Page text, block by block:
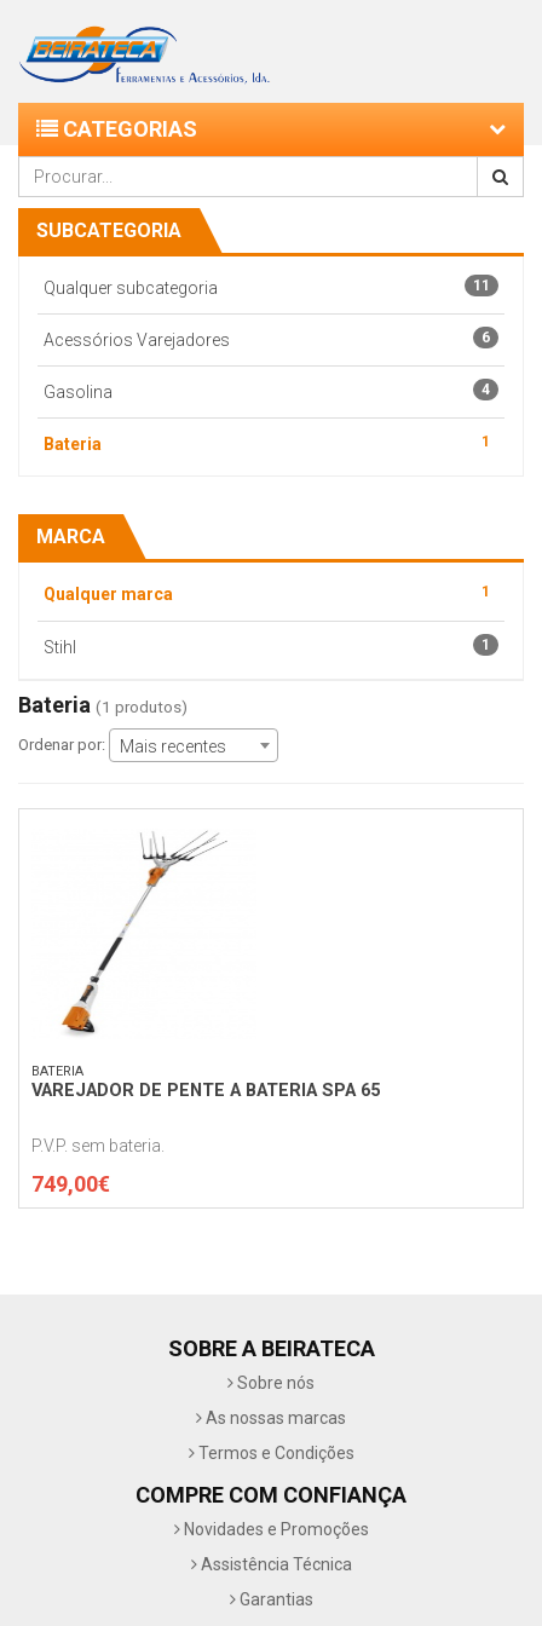
CATEGORIAS
SUBCATEGORIA
Qualquer subcategoria 11
Acessórios Varejadores 6
Gasolina 4
Bateria 1
MARCA
Qualquer marca 1
Stihl 1
Bateria (1 produtos)
Ordenar por: Mais recentes
BATERIA
VAREJADOR DE PENTE A BATERIA SPA 65
P.V.P. sem bateria.
749,00€
SOBRE A BEIRATECA
Sobre nós
As nossas marcas
Termos e Condições
COMPRE COM CONFIANÇA
Novidades e Promoções
Assistência Técnica
Garantias